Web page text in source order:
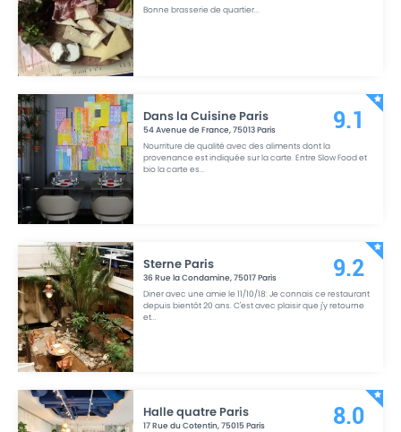
Bonne brasserie de quartier...
Dans la Cuisine Paris
54 Avenue de France,75013Paris
Nourriture de qualité avec des aliments dont la
provenance est indiquée sur la carte. Entre Slow Food et
bio la carte es...
9.1
Sterne Paris
36 Rue la Condamine,75017Paris
Diner avec une amie le 11/10/18: Je connais ce restaurant
depuis bientôt 20 ans. C'est avec plaisir que j'y retourne
et...
9.2
Halle quatre Paris
17 Rue du Cotentin,75015Paris
8.0